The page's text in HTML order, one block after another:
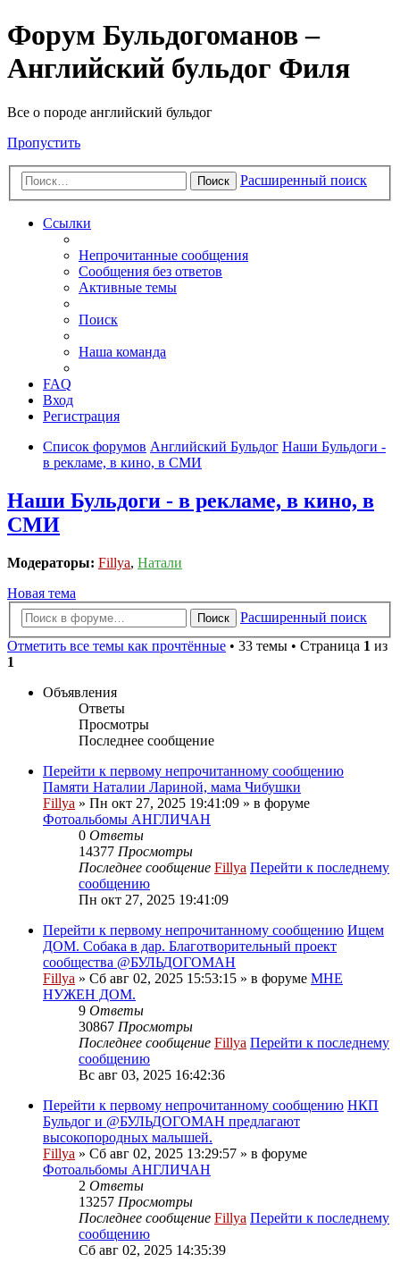
Форум Бульдогоманов –
Английский бульдог Филя
Все о породе английский бульдог
Пропустить
Поиск Расширенный поиск
Ссылки
Непрочитанные сообщения
Сообщения без ответов
Активные темы
Поиск
Наша команда
FAQ
Вход
Регистрация
Список форумов Английский Бульдог Наши Бульдоги -
в рекламе, в кино, в СМИ
Наши Бульдоги - в рекламе, в кино, в
СМИ
Модераторы: Fillya, Натали
Новая тема
Поиск
Расширенный поиск
Отметить все темы как прочтённые • 33 темы • Страница 1 из
1
Объявления
Ответы
Просмотры
Последнее сообщение
Перейти к первому непрочитанному сообщению
Памяти Наталии Лариной, мама Чибушки
Fillya » Пн окт 27, 2025 19:41:09 » в форуме
Фотоальбомы АНГЛИЧАН
0 Ответы
14377 Просмотры
Последнее сообщение Fillya Перейти к последнему
сообщению
Пн окт 27, 2025 19:41:09
Перейти к первому непрочитанному сообщению Ищем
ДОМ. Собака в дар. Благотворительный проект
сообщества @БУЛЬДОГОМАН
Fillya » Сб авг 02, 2025 15:53:15 » в форуме МНЕ
НУЖЕН ДОМ.
9 Ответы
30867 Просмотры
Последнее сообщение Fillya Перейти к последнему
сообщению
Вс авг 03, 2025 16:42:36
Перейти к первому непрочитанному сообщению НКП
Бульдог и @БУЛЬДОГОМАН предлагают
высокопородных малышей.
Fillya » Сб авг 02, 2025 13:29:57 » в форуме
Фотоальбомы АНГЛИЧАН
2 Ответы
13257 Просмотры
Последнее сообщение Fillya Перейти к последнему
сообщению
Сб авг 02, 2025 14:35:39